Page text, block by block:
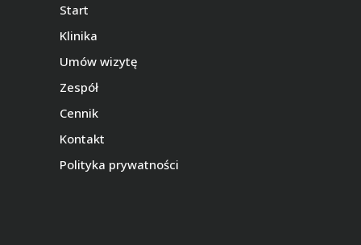
Start
Klinika
Umów wizytę
Zespół
Cennik
Kontakt
Polityka prywatności